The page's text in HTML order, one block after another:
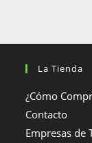
La Tienda
¿Cómo
Contacto
Empresas de